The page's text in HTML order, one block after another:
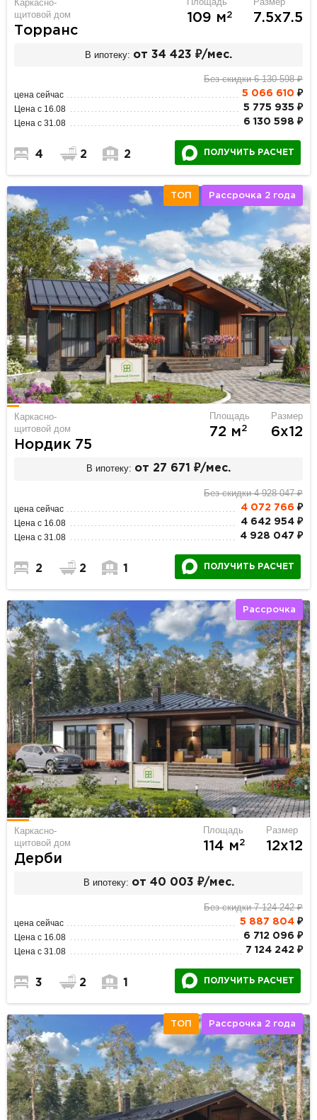
Каркасно-
щитовой дом
Торранс
109 м2 7.5х7.5
В ипотеку: от 34 423 ₽/мес.
Без скидки 6 130 598 ₽
цена сейчас 5 066 610 ₽
Цена с 16.08 5 775 935 ₽
Цена с 31.08 6 130 598 ₽
4 2 2 ПОЛУЧИТЬ РАСЧЕТ
ТОП Рассрочка 2 года
Каркасно-
щитовой дом
Нордик 75
Площадь
72 м2
Размер
6х12
В ипотеку: от 27 671 ₽/мес.
Без скидки 4 928 047 ₽
цена сейчас 4 072 766 ₽
Цена с 16.08 4 642 954 ₽
Цена с 31.08 4 928 047 ₽
2 2 1 ПОЛУЧИТЬ РАСЧЕТ
Рассрочка
Каркасно-
щитовой дом
Дерби
Площадь
114 м2
Размер
12х12
В ипотеку: от 40 003 ₽/мес.
Без скидки 7 124 242 ₽
цена сейчас 5 887 804₽
Цена с 16.08 6 712 096 ₽
Цена с 31.08 7 124 242 ₽
3 2 1 ПОЛУЧИТЬ РАСЧЕТ
ТОП Рассрочка 2 года